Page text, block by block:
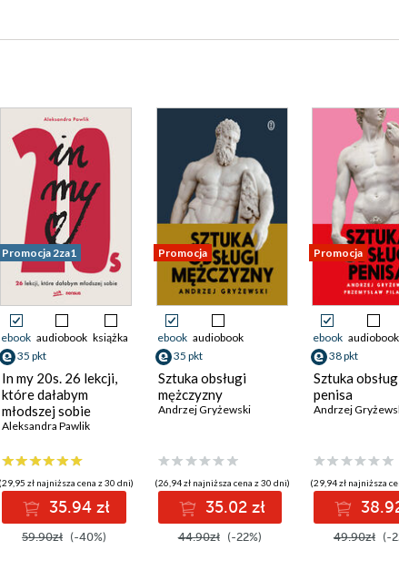
Promocja 2za1
ebook audiobook książka
35 pkt
In my 20s. 26 lekcji,
które dałabym
młodszej sobie
Aleksandra Pawlik
(29,95 zł najniższa cena z 30 dni)
35.94 zł
59.90zł (-40%)
Promocja
ebook audiobook
35 pkt
Sztuka obsługi
mężczyzny
Andrzej Gryżewski
(26,94 zł najniższa cena z 30 dni)
35.02 zł
44.90zł (-22%)
Promocja
ebook audiobook
38 pkt
Sztuka
penisa
Andrzej
(29,94 zł najniższa
49.90zł (-